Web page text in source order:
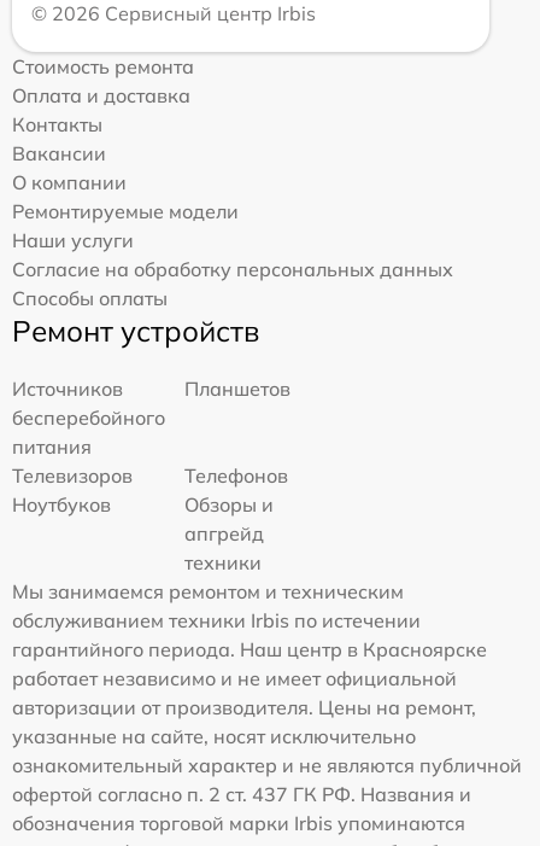
© 2026 Сервисный центр Irbis
Стоимость ремонта
Оплата и доставка
Контакты
Вакансии
О компании
Ремонтируемые модели
Наши услуги
Согласие на обработку персональных данных
Способы оплаты
Ремонт устройств
Источников
бесперебойного
питания
Планшетов
Телевизоров
Телефонов
Ноутбуков
Обзоры и
апгрейд
техники
Мы занимаемся ремонтом и техническим
обслуживанием техники Irbis по истечении
гарантийного периода. Наш центр в Красноярске
работает независимо и не имеет официальной
авторизации от производителя. Цены на ремонт,
указанные на сайте, носят исключительно
ознакомительный характер и не являются публичной
офертой согласно п. 2 ст. 437 ГК РФ. Названия и
обозначения торговой марки Irbis упоминаются